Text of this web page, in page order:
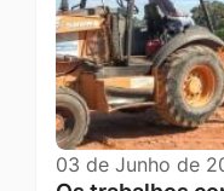
03 de Junho de